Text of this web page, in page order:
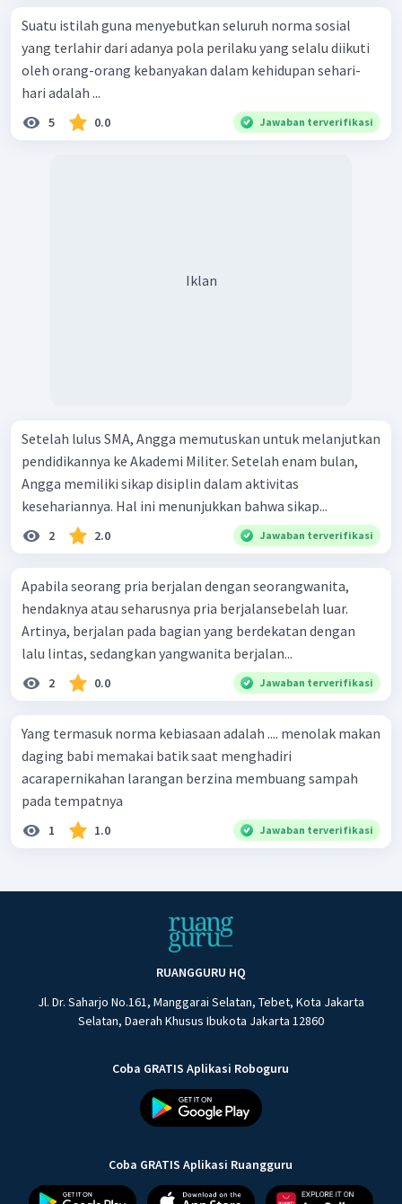
Suatu istilah guna menyebutkan seluruh norma sosial
yang terlahir dari adanya pola perilaku yang selalu diikuti
oleh orang-orang kebanyakan dalam kehidupan sehari-
hari adalah ...
5 0.0 Jawaban terverifikasi
Iklan
Setelah lulus SMA, Angga memutuskan untuk melanjutkan
pendidikannya ke Akademi Militer. Setelah enam bulan,
Angga memiliki sikap disiplin dalam aktivitas
kesehariannya. Hal ini menunjukkan bahwa sikap...
2 2.0 Jawaban terverifikasi
Apabila seorang pria berjalan dengan seorangwanita,
hendaknya atau seharusnya pria berjalansebelah luar.
Artinya, berjalan pada bagian yang berdekatan dengan
lalu lintas, sedangkan yangwanita berjalan...
2 0.0 Jawaban terverifikasi
Yang termasuk norma kebiasaan adalah .... menolak makan
daging babi memakai batik saat menghadiri
acarapernikahan larangan berzina membuang sampah
pada tempatnya
1 1.0 Jawaban terverifikasi
RUANGGURU HQ
Jl. Dr. Saharjo No.161, Manggarai Selatan, Tebet, Kota Jakarta
Selatan, Daerah Khusus Ibukota Jakarta 12860
Coba GRATIS Aplikasi Roboguru
Coba GRATIS Aplikasi Ruangguru